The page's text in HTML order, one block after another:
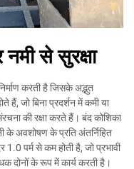
से सुरक्षा
करती है जिसके अद्भुत
जो बिना प्रदर्शन में कमी या
की रक्षा करते हैं। बंद कोशिका
के अवशोषण के प्रति अंतर्निहित
1.0 पर्म से कम होती है, जो प्रभावी
दोनों के रूप में कार्य करती है।